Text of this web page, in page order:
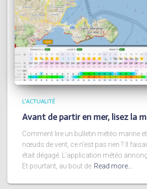
L'ACTUALITÉ
Avant de partir en mer, lisez la
Comment lire un bulletin météo marine
nœuds de vent, ce n’est pas rien ? Il
était dégagé. L’application météo
Et pourtant, au bout de Read more…